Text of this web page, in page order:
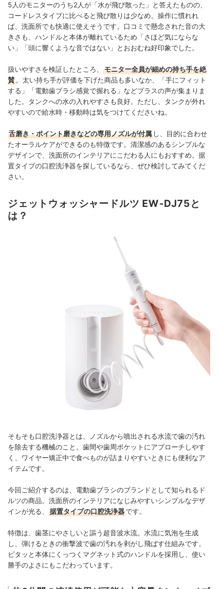
5人のモニターのうち2人が「水が飛び散った」と答えたものの、
コードレスタイプに比べると飛び散りは少なめ。操作に慣れれ
ば、洗面所でも快適に使えそうです。口コミで懸念された音の大
きさも、ハンドルと本体が離れているため「さほど気にならな
い」「頭に響くような音ではない」とおおむね好印象でした。
扱いやすさを検証したところ、
モニター全員が細めの持ち手を絶
賛 。太い持ち手が評価を下げた商品も多いなか、「手にフィット
する」「電動歯ブラシ感覚で握れる」などプラスの声が集まりま
した。タンクへの水の入れやすさも良好。ただし、タンクが外れ
やすいので給水時・移動時は気をつけてくださいね。
舌磨き・ポイント磨きなどの専用ノズルが付属 し、目的に合わせ
たオーラルケアができるのも特徴です。清潔感のあるシンプルな
デザインで、 洗面所のインテリアにこだわる人にもおすすめ。据
置タイプの口腔洗浄器を探しているなら、ぜひ検討してみてくだ
さい。
ジェットウォッシャードルツ EW-DJ75と
は？
そもそも口腔洗浄器とは、ノズルから噴出される水流で歯の汚れ
を除去する機械のこと。歯間や歯周ポケットにアプローチしやす
く、ワイヤー矯正中で食べものが詰まりやすいときにも便利なア
イテムです。
今回ご紹介するのは、電動歯ブラシのブランドとして知られるド
ルツの商品。洗面所のインテリアになじみやすいシンプルなデザ
インが光る、
据置タイプの口腔洗浄器です。
特徴は、歯茎にやさしいと謳う超音波水流。水流に気泡を生成
し、弾けるときの衝撃波で歯の汚れを剥がし飛ばす仕組みです。
ピタッと本体にくっつくマグネット式のハンドルを採用し、使い
勝手のよさにもこだわっています。